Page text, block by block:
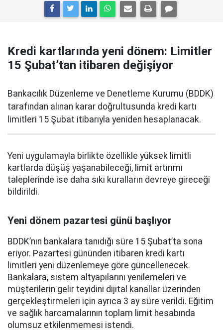
Kredi kartlarında yeni dönem: Limitler
15 Şubat’tan itibaren değişiyor
Bankacılık Düzenleme ve Denetleme Kurumu (BDDK)
tarafından alınan karar doğrultusunda kredi kartı
limitleri 15 Şubat itibarıyla yeniden hesaplanacak.
Yeni uygulamayla birlikte özellikle yüksek limitli
kartlarda düşüş yaşanabileceği, limit artırımı
taleplerinde ise daha sıkı kuralların devreye gireceği
bildirildi.
Yeni dönem pazartesi günü başlıyor
BDDK’nın bankalara tanıdığı süre 15 Şubat’ta sona
eriyor. Pazartesi gününden itibaren kredi kartı
limitleri yeni düzenlemeye göre güncellenecek.
Bankalara, sistem altyapılarını yenilemeleri ve
müşterilerin gelir teyidini dijital kanallar üzerinden
gerçekleştirmeleri için ayrıca 3 ay süre verildi. Eğitim
ve sağlık harcamalarının toplam limit hesabında
olumsuz etkilenmemesi istendi.